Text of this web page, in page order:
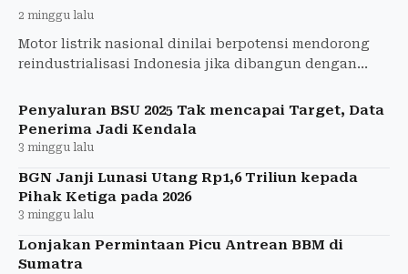
2 minggu lalu
Motor listrik nasional dinilai berpotensi mendorong
reindustrialisasi Indonesia jika dibangun dengan
Penyaluran BSU 2025 Tak mencapai Target, Data
Penerima Jadi Kendala
3 minggu lalu
BGN Janji Lunasi Utang Rp1,6 Triliun kepada
Pihak Ketiga pada 2026
3 minggu lalu
Lonjakan Permintaan Picu Antrean BBM di
Sumatra